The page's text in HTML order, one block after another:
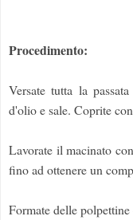
Procedimento:
Versate tutta la
d'olio e sale. Coprite
Lavorate il macinato
fino ad ottenere un
Formate delle